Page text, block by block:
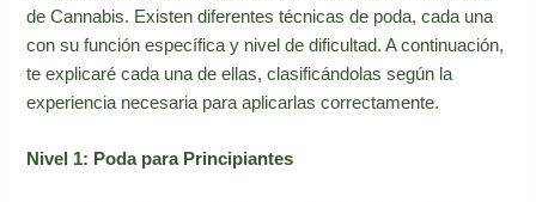
de Cannabis. Existen diferentes técnicas de poda, cada una
con su función específica y nivel de dificultad. A continuación,
te explicaré cada una de ellas, clasificándolas según la
experiencia necesaria para aplicarlas correctamente.
Nivel 1: Poda para Principiantes